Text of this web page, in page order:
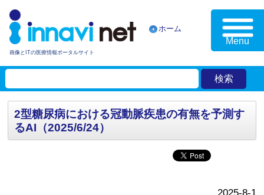
画像とITの医療情報ポータルサイト
ホーム
Menu
2型糖尿病における冠動脈疾患の有無を予測す
るAI（2025/6/24）
2025-8-1